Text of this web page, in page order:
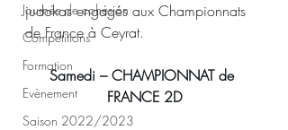
Journée de cohésion
Compétitions
Formation
Evènement
Saison 2022/2023
judokas engagés aux Championnats
de France à Ceyrat.
Samedi – CHAMPIONNAT de
FRANCE 2D